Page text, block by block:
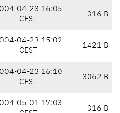
04-23 16:05
CEST
316 B
04-23 15:02
CEST
1421 B
04-23 16:10
CEST
3062 B
05-01 17:03
316 B